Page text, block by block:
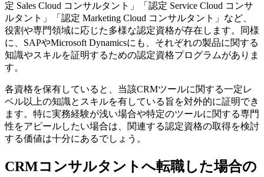
定 Sales Cloud コンサルタント」「認定 Service Cloud コンサ
ルタント」「認定 Marketing Cloud コンサルタント」など、
役割や専門領域に応じた多様な認定資格が存在します。同様
に、SAPやMicrosoft Dynamicsにも、それぞれの製品に関する
知識やスキルを証明するための認定資格プログラムがありま
す。
各資格を保有していると、当該CRMツールに関する一定レ
ベル以上の知識とスキルを有している旨を対外的に証明でき
ます。特に実務経験が浅い場合や特定のツールに関する専門
性をアピールしたい場合は、関連する認定資格の取得を検討
する価値は十分にあるでしょう。
CRMコンサルタントへ転職した場合の